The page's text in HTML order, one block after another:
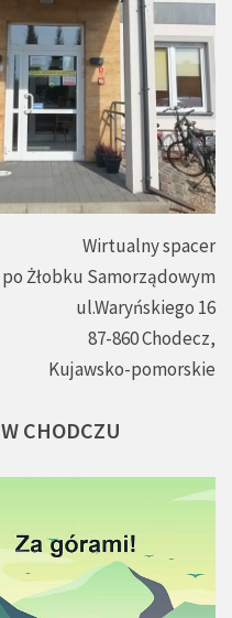
Wirtualny spacer
po Żłobku Samorządowym
ul.Waryńskiego 16
87-860 Chodecz,
Kujawsko-pomorskie
W CHODCZU